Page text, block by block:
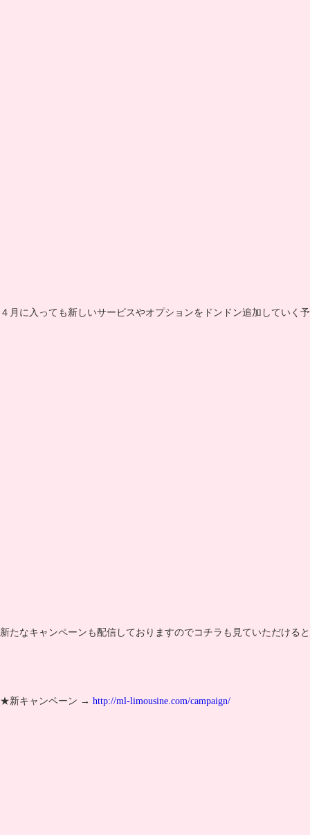
４月に入っても新しいサービスやオプションをドンドン追加していく
新たなキャンペーンも配信しておりますのでコチラも見ていただける
★新キャンペーン → http://ml-limousine.com/campaign/